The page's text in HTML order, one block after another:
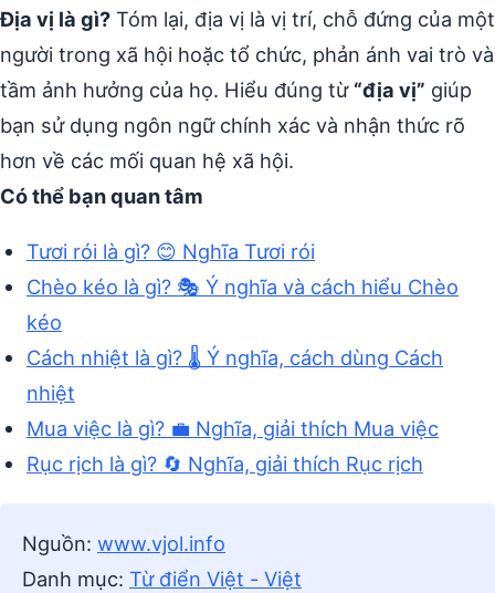
Địa vị là gì? Tóm lại, địa vị là vị trí, chỗ đứng của một
người trong xã hội hoặc tổ chức, phản ánh vai trò và
tầm ảnh hưởng của họ. Hiểu đúng từ “địa vị” giúp
bạn sử dụng ngôn ngữ chính xác và nhận thức rõ
hơn về các mối quan hệ xã hội.
Có thể bạn quan tâm
Tươi rói là gì? 😊 Nghĩa Tươi rói
Chèo kéo là gì? 🎭 Ý nghĩa và cách hiểu Chèo
kéo
Cách nhiệt là gì? 🌡️ Ý nghĩa, cách dùng Cách
nhiệt
Mua việc là gì? 💼 Nghĩa, giải thích Mua việc
Rục rịch là gì? 🔄 Nghĩa, giải thích Rục rịch
Nguồn: www.vjol.info
Danh mục: Từ điển Việt - Việt